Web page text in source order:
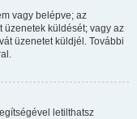
vagy belépve; az
üzenetek küldését; vagy az
üzenetet küldjél. További
letilthatsz